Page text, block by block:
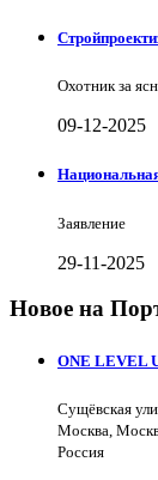
Охотник за
09-12-2025
Заявление
29-11-2025
Новое на
ONE LEVEL
Сущёвская
Москва,
Россия